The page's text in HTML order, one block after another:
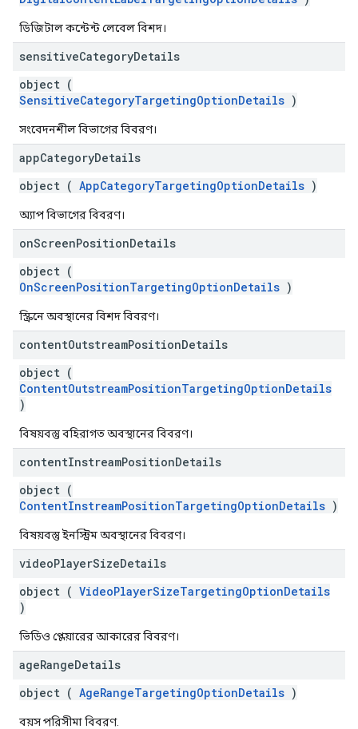
ডিজিটাল কন্টেন্ট লেবেল বিশদ।
sensitiveCategoryDetails
object (
SensitiveCategoryTargetingOptionDetails )
সংবেদনশীল বিভাগের বিবরণ।
appCategoryDetails
object ( AppCategoryTargetingOptionDetails )
অ্যাপ বিভাগের বিবরণ।
onScreenPositionDetails
object (
OnScreenPositionTargetingOptionDetails )
স্ক্রিনে অবস্থানের বিশদ বিবরণ।
contentOutstreamPositionDetails
object (
ContentOutstreamPositionTargetingOptionDetails
)
বিষয়বস্তু বহিরাগত অবস্থানের বিবরণ।
contentInstreamPositionDetails
object (
ContentInstreamPositionTargetingOptionDetails )
বিষয়বস্তু ইনস্ট্রিম অবস্থানের বিবরণ।
videoPlayerSizeDetails
object ( VideoPlayerSizeTargetingOptionDetails
)
ভিডিও প্লেয়ারের আকারের বিবরণ।
ageRangeDetails
object ( AgeRangeTargetingOptionDetails )
বয়স পরিসীমা বিবরণ.